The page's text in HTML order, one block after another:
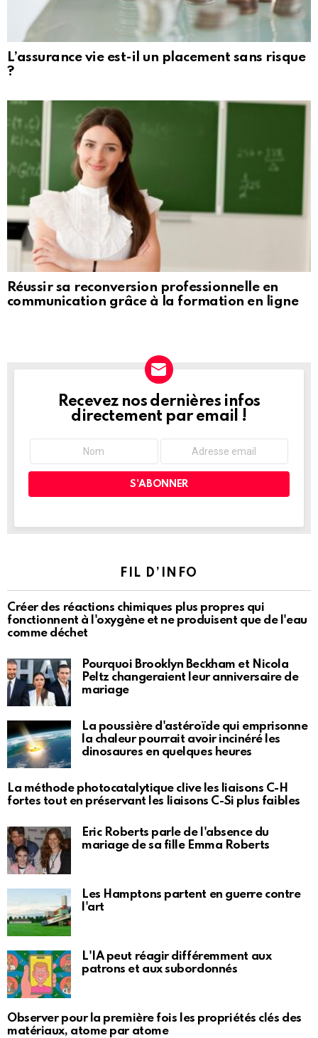
L’assurance vie est-il un placement sans risque
?
Réussir sa reconversion professionnelle en
communication grâce à la formation en ligne
NEWSLETTER
Recevez nos dernières infos
directement par email !
FIL D’INFO
Créer des réactions chimiques plus propres qui
fonctionnent à l'oxygène et ne produisent que de l'eau
comme déchet
Pourquoi Brooklyn Beckham et Nicola
Peltz changeraient leur anniversaire de
mariage
La poussière d'astéroïde qui emprisonne
la chaleur pourrait avoir incinéré les
dinosaures en quelques heures
La méthode photocatalytique clive les liaisons C-H
fortes tout en préservant les liaisons C-Si plus faibles
Eric Roberts parle de l'absence du
mariage de sa fille Emma Roberts
Les Hamptons partent en guerre contre
l'art
L'IA peut réagir différemment aux
patrons et aux subordonnés
Observer pour la première fois les propriétés clés des
matériaux, atome par atome